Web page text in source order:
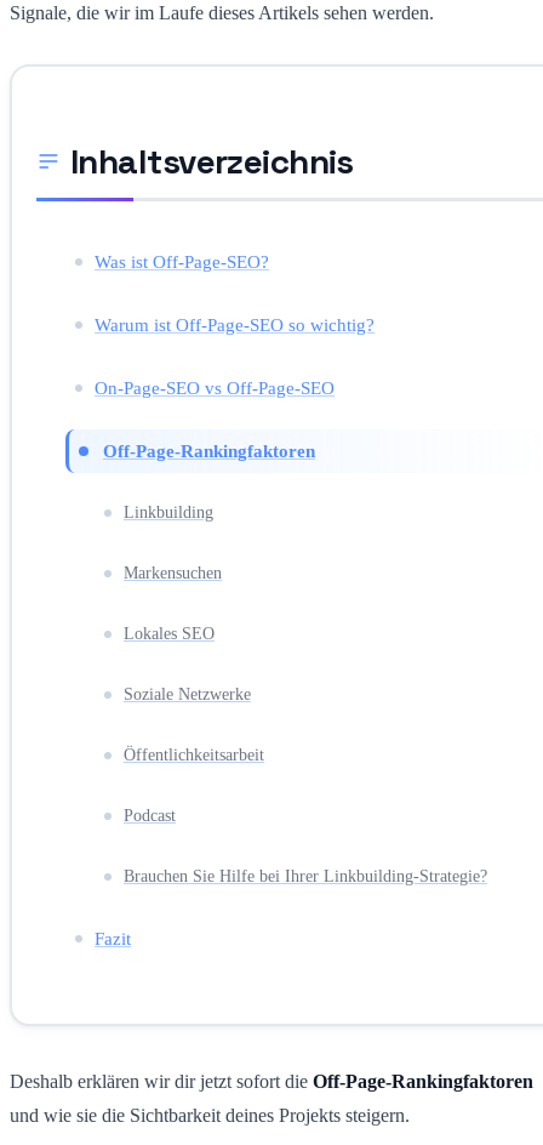
Signale, die wir im Laufe dieses Artikels sehen werden.
Inhaltsverzeichnis
Was ist Off-Page-SEO?
Warum ist Off-Page-SEO so wichtig?
On-Page-SEO vs Off-Page-SEO
Off-Page-Rankingfaktoren
Linkbuilding
Markensuchen
Lokales SEO
Soziale Netzwerke
Öffentlichkeitsarbeit
Podcast
Brauchen Sie Hilfe bei Ihrer Linkbuilding-Strategie?
Fazit
Deshalb erklären wir dir jetzt sofort die Off-Page-Rankingfaktoren
und wie sie die Sichtbarkeit deines Projekts steigern.